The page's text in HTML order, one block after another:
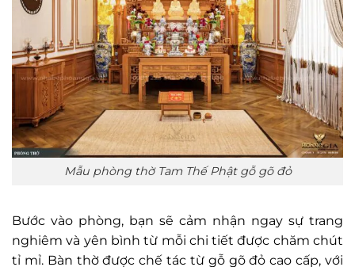
Mẫu phòng thờ Tam Thế Phật gỗ gõ đỏ
Bước vào phòng, bạn sẽ cảm nhận ngay sự trang
nghiêm và yên bình từ mỗi chi tiết được chăm chút
tỉ mỉ. Bàn thờ được chế tác từ gỗ gõ đỏ cao cấp, với